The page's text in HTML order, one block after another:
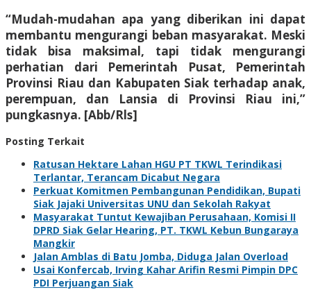
“Mudah-mudahan apa yang diberikan ini dapat
membantu mengurangi beban masyarakat. Meski
tidak bisa maksimal, tapi tidak mengurangi
perhatian dari Pemerintah Pusat, Pemerintah
Provinsi Riau dan Kabupaten Siak terhadap anak,
perempuan, dan Lansia di Provinsi Riau ini,”
pungkasnya. [Abb/Rls]
Posting Terkait
Ratusan Hektare Lahan HGU PT TKWL Terindikasi
Terlantar, Terancam Dicabut Negara
Perkuat Komitmen Pembangunan Pendidikan, Bupati
Siak Jajaki Universitas UNU dan Sekolah Rakyat
Masyarakat Tuntut Kewajiban Perusahaan, Komisi II
DPRD Siak Gelar Hearing, PT. TKWL Kebun Bungaraya
Mangkir
Jalan Amblas di Batu Jomba, Diduga Jalan Overload
Usai Konfercab, Irving Kahar Arifin Resmi Pimpin DPC
PDI Perjuangan Siak